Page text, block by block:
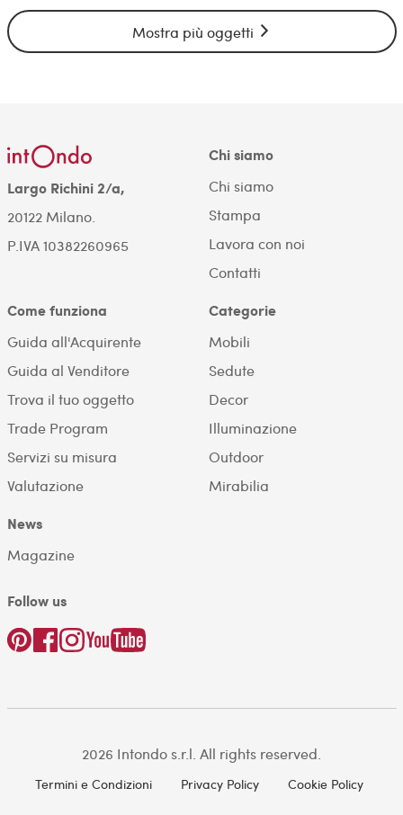
Mostra più oggetti
Largo Richini 2/a,
20122 Milano.
P.IVA 10382260965
Chi siamo
Chi siamo
Stampa
Lavora con noi
Contatti
Come funziona
Guida all'Acquirente
Guida al Venditore
Trova il tuo oggetto
Trade Program
Servizi su misura
Valutazione
Categorie
Mobili
Sedute
Decor
Illuminazione
Outdoor
Mirabilia
News
Magazine
Follow us
2026 Intondo s.r.l. All rights reserved.
Termini e Condizioni Privacy Policy Cookie Policy